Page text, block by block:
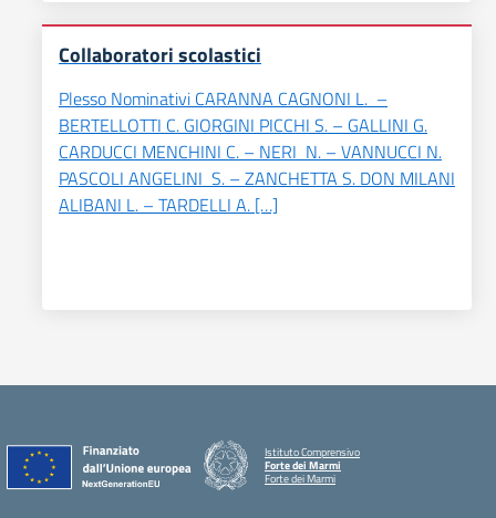
Collaboratori scolastici
Plesso Nominativi CARANNA CAGNONI L. –
BERTELLOTTI C. GIORGINI PICCHI S. – GALLINI G.
CARDUCCI MENCHINI C. – NERI N. – VANNUCCI N.
PASCOLI ANGELINI S. – ZANCHETTA S. DON MILANI
ALIBANI L. – TARDELLI A. […]
Istituto Comprensivo
Forte dei Marmi
Forte dei Marmi